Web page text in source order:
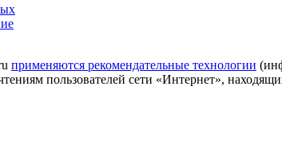
применяются рекомендательные технологии
пользователей сети «Интернет»,